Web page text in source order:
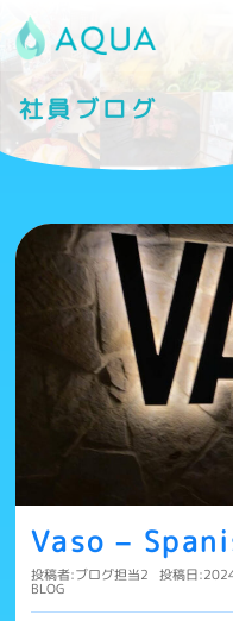
社員ブログ
Vaso –
投稿者:ブログ担当2 投稿日
BLOG